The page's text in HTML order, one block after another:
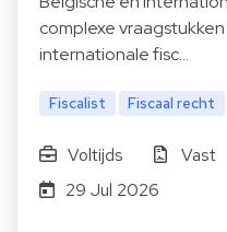
complexe
internationale fisc…
Fiscalist Fiscaal recht
Voltijds Vast
29 Jul 2026